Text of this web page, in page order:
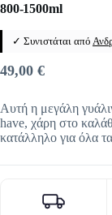
800-1500ml
✓ Συνιστάται από
49,00 €
Αυτή η μεγάλη
have, χάρη στο
κατάλληλο για όλα